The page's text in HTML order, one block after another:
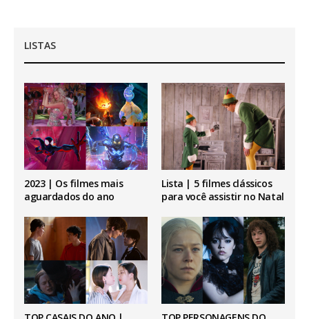
LISTAS
2023 | Os filmes mais
aguardados do ano
Lista | 5 filmes clássicos
para você assistir no Natal